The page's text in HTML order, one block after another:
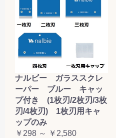
ナルビー ガラススクレ
ーパー ブルー キャッ
プ付き (1枚刃/2枚刃/3枚
刃/4枚刃) 1枚刃用キャ
ップのみ
￥298 ～ ￥2,580